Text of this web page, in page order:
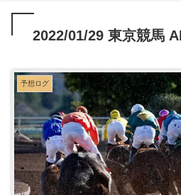
2022/01/29 東京競馬
予想ログ